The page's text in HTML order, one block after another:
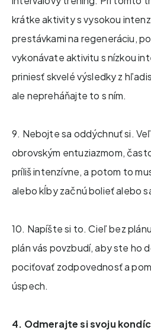
krátke aktivity s vysokou
prestávkami na regeneráciu,
vykonávate aktivitu s nízkou
priniesť skvelé výsledky z
ale nepreháňajte to s ním.
9. Nebojte sa oddýchnuť si.
obrovským entuziazmom,
príliš intenzívne, a potom to
alebo kĺby začnú bolieť alebo
10. Napíšte si to. Cieľ bez
plán vás povzbudí, aby ste ho
pociťovať zodpovednosť a
úspech.
4. Odmerajte si svoju